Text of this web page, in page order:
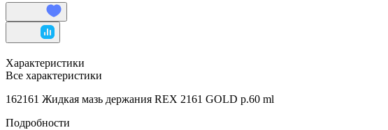
Характеристики
Все характеристики
162161 Жидкая мазь держания REX 2161 GOLD р.60 ml
Подробности